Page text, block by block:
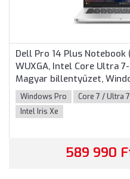
Dell Pro 14 Plus
WUXGA, Intel Core Ultra 7-
Magyar billentyűzet,
garancia, Alumínium
Windows Pro Core 7 / Ultra 7
Intel Iris Xe
589 990